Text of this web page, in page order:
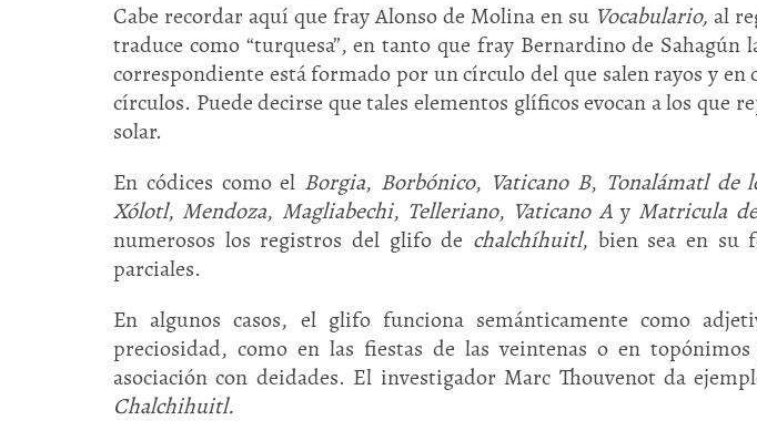
Cabe recordar aquí que fray Alonso de Molina en su Vocabulario, al
traduce como “turquesa”, en tanto que fray Bernardino de Sahagún
correspondiente está formado por un círculo del que salen rayos y en
círculos. Puede decirse que tales elementos glíficos evocan a los que
solar.
En códices como el Borgia, Borbónico, Vaticano B, Tonalámatl de
Xólotl, Mendoza, Magliabechi, Telleriano, Vaticano Ay Matricula
numerosos los registros del glifo de chalchíhuitl, bien sea en su
parciales.
En algunos casos, el glifo funciona semánticamente como
preciosidad, como en las fiestas de las veintenas o en
asociación con deidades. El investigador Marc Thouvenot da
Chalchihuitl.